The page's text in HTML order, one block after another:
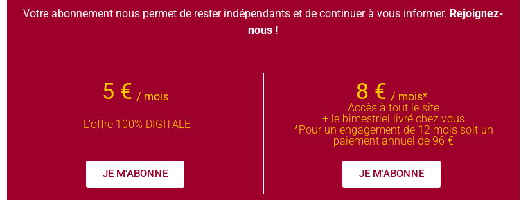
Votre abonnement nous permet de rester indépendants et de continuer à vous informer. Rejoignez-
nous !
5 € / mois
L'offre 100% DIGITALE
JE M'ABONNE
8 € / mois*
Accès à tout le site
+ le bimestriel livré chez vous
*Pour un engagement de 12 mois soit un
paiement annuel de 96 €
JE M'ABONNE